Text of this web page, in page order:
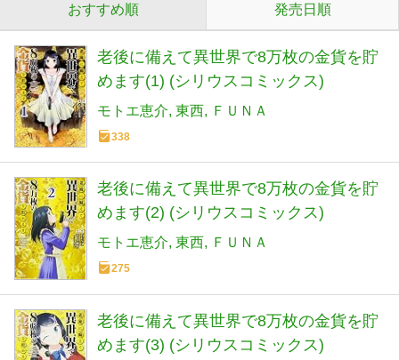
おすすめ順 発売日順
老後に備えて異世界で8万枚の金貨を貯
めます(1) (シリウスコミックス)
モトエ恵介 東西 ＦＵＮＡ
338
老後に備えて異世界で8万枚の金貨を貯
めます(2) (シリウスコミックス)
モトエ恵介 東西 ＦＵＮＡ
275
老後に備えて異世界で8万枚の金貨を貯
めます(3) (シリウスコミックス)